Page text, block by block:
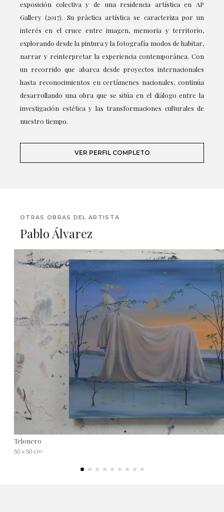
exposición colectiva y de una residencia artística en AP
Gallery (2017). Su práctica artística se caracteriza por un
interés en el cruce entre imagen, memoria y territorio,
explorando desde la pintura y la fotografía modos de habitar,
narrar y reinterpretar la experiencia contemporánea. Con
un recorrido que abarca desde proyectos internacionales
hasta reconocimientos en certámenes nacionales, continúa
desarrollando una obra que se sitúa en el diálogo entre la
investigación estética y las transformaciones culturales de
nuestro tiempo.
VER PERFIL COMPLETO
OTRAS OBRAS DEL ARTISTA
Pablo Álvarez
Telonero
50 x 50 cm